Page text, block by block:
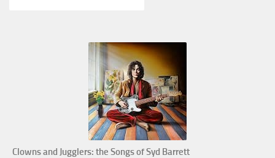
Clowns and Jugglers: the Songs of Syd Barrett